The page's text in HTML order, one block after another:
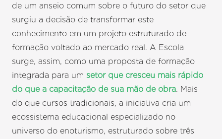
de um anseio comum sobre o futuro do setor que
surgiu a decisão de transformar este
conhecimento em um projeto estruturado de
formação voltado ao mercado real. A Escola
surge, assim, como uma proposta de formação
integrada para um setor que cresceu mais rápido
do que a capacitação de sua mão de obra. Mais
do que cursos tradicionais, a iniciativa cria um
ecossistema educacional especializado no
universo do enoturismo, estruturado sobre três